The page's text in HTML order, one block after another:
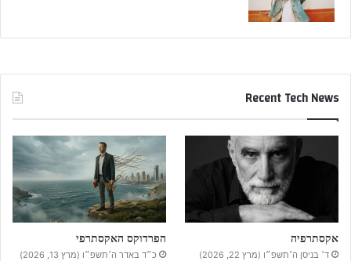
Recent Tech News
אקסתרפיה
ד׳ בניסן ה׳תשפ״ו (מרץ 22, 2026)
הפרדוקס האקסתרפי
כ״ד באדר ה׳תשפ״ו (מרץ 13, 2026)